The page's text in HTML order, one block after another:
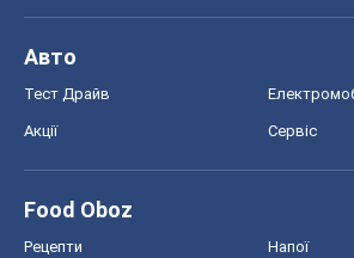
Авто
Тест Драйв
Акції Сервіс
Food Oboz
Рецепти Напої